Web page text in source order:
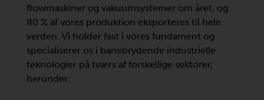
flowmaskiner og vakuumsystemer om året, og
80 % af vores produktion eksporteres til hele
verden. Vi holder fast i vores fundament og
specialiserer os i banebrydende industrielle
teknologier på tværs af forskellige sektorer,
herunder: